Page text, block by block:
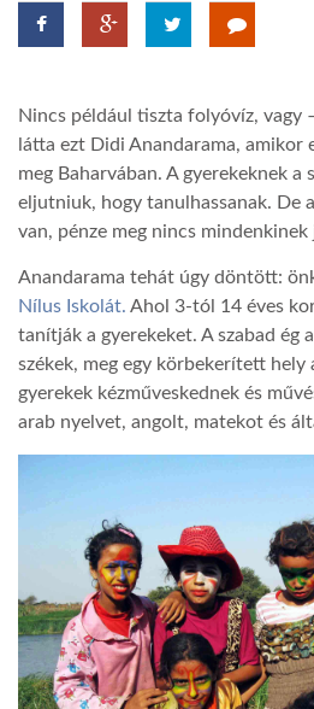
A NAP SZÉPE
LINKTR.EE
DOBRAVERO.HU
GLOBOBOOK
Nincs például tiszta folyóvíz, vagy
látta ezt Didi Anandarama, amikor
meg Baharvában. A gyerekeknek a
eljutniuk, hogy tanulhassanak. De
van, pénze meg nincs mindenkinek
Anandarama tehát úgy döntött:
Nílus Iskolát. Ahol 3-tól 14 éves
tanítják a gyerekeket. A szabad ég
székek, meg egy körbekerített hely
gyerekek kézműveskednek és
arab nyelvet, angolt, matekot és